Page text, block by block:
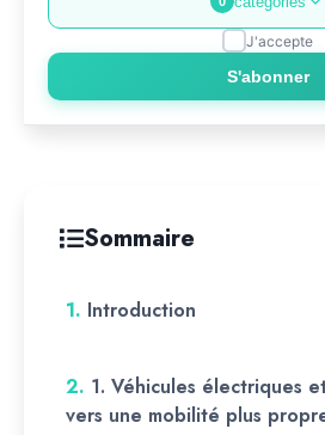
J'accepte
S'abonner
Sommaire
1. Introduction
2. 1. Véhicules électriques
vers une mobilité plus